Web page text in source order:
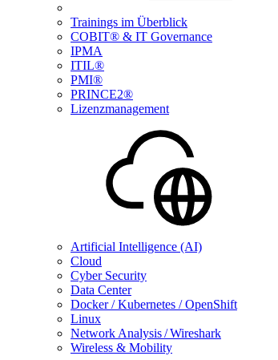
Trainings im Überblick
COBIT® & IT Governance
IPMA
ITIL®
PMI®
PRINCE2®
Lizenzmanagement
Artificial Intelligence (AI)
Cloud
Cyber Security
Data Center
Docker / Kubernetes / OpenShift
Linux
Network Analysis / Wireshark
Wireless & Mobility